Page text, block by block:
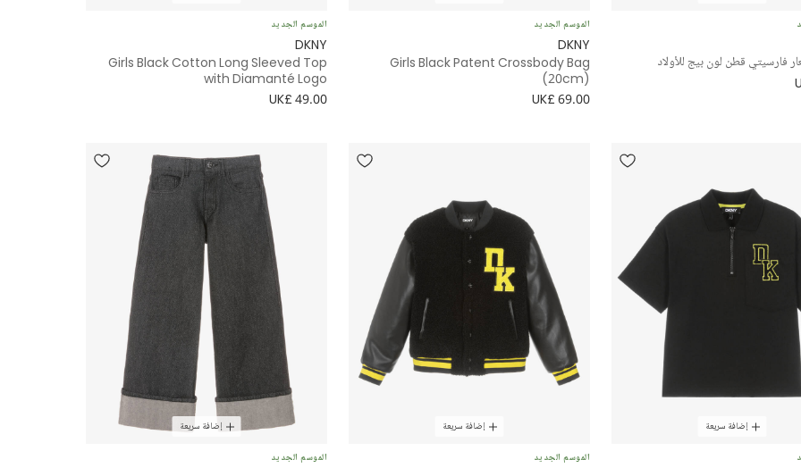
فارسيتي قطن لون بيج للأولاد
الموسم الجديد
DKNY
Girls Black Patent Crossbody Bag
(20cm)
UK£ 69.00
الموسم الجديد
DKNY
Girls Black Cotton Long Sleeved Top
with Diamanté Logo
UK£ 49.00
إضافة سريعة إضافة سريعة
الموسم الجديد
إضافة سريعة
الموسم الجديد